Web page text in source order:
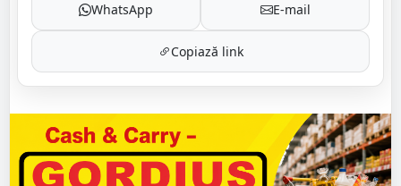
WhatsApp E-mail
Copiază link